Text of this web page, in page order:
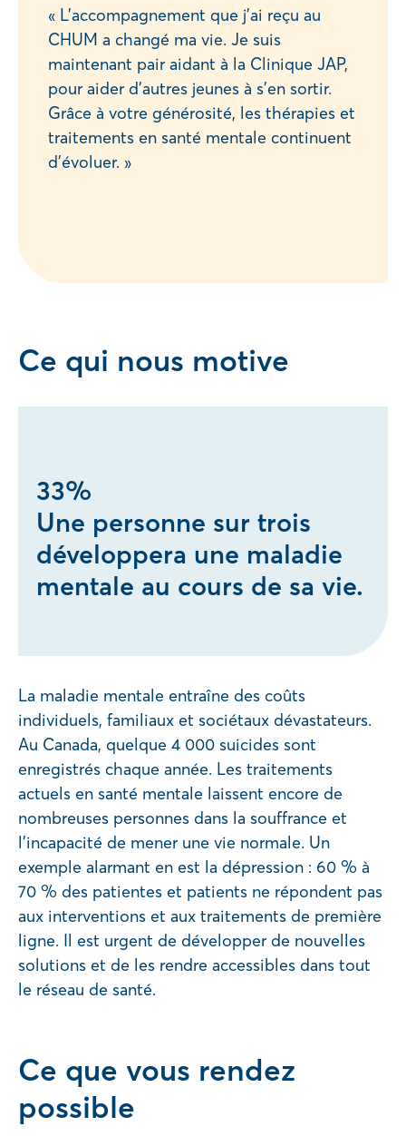
« L’accompagnement que j’ai reçu au
CHUM a changé ma vie. Je suis
maintenant pair aidant à la Clinique JAP,
pour aider d’autres jeunes à s’en sortir.
Grâce à votre générosité, les thérapies et
traitements en santé mentale continuent
d’évoluer. »
Ce qui nous motive
33%
Une personne sur trois
développera une maladie
mentale au cours de sa vie.
La maladie mentale entraîne des coûts
individuels, familiaux et sociétaux dévastateurs.
Au Canada, quelque 4 000 suicides sont
enregistrés chaque année. Les traitements
actuels en santé mentale laissent encore de
nombreuses personnes dans la souffrance et
l’incapacité de mener une vie normale. Un
exemple alarmant en est la dépression : 60 % à
70 % des patientes et patients ne répondent pas
aux interventions et aux traitements de première
ligne. Il est urgent de développer de nouvelles
solutions et de les rendre accessibles dans tout
le réseau de santé.
Ce que vous rendez
possible